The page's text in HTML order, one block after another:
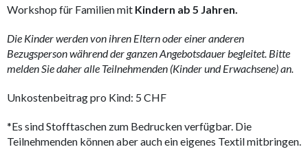
Workshop für Familien mit Kindern ab 5 Jahren.
Die Kinder werden von ihren Eltern oder einer anderen
Bezugsperson während der ganzen Angebotsdauer begleitet. Bitte
melden Sie daher alle Teilnehmenden (Kinder und Erwachsene) an.
Unkostenbeitrag pro Kind: 5 CHF
*Es sind Stofftaschen zum Bedrucken verfügbar. Die
Teilnehmenden können aber auch ein eigenes Textil mitbringen.